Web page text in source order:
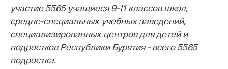
участие 5565 учащиеся 9-11 классов школ,
средне-специальных учебных заведений,
специализированных центров для детей и
подростков Республики Бурятия - всего 5565
подростка.